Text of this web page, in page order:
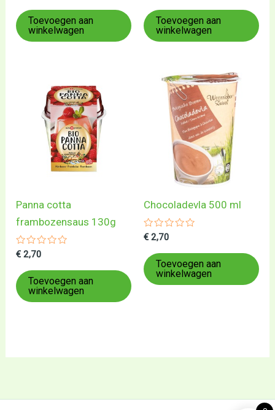
uit
5
Toevoegen aan
winkelwagen
uit
5
Toevoegen aan
winkelwagen
Panna cotta
frambozensaus 130g
Gewaardeerd
uit
5
€ 2,70
Toevoegen aan
winkelwagen
Chocoladevla 500 ml
Gewaardeerd
uit
5
€ 2,70
Toevoegen aan
winkelwagen